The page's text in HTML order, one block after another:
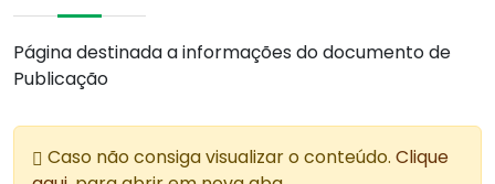
Página destinada a informações do documento de
Publicação
Caso não consiga visualizar o conteúdo. Clique